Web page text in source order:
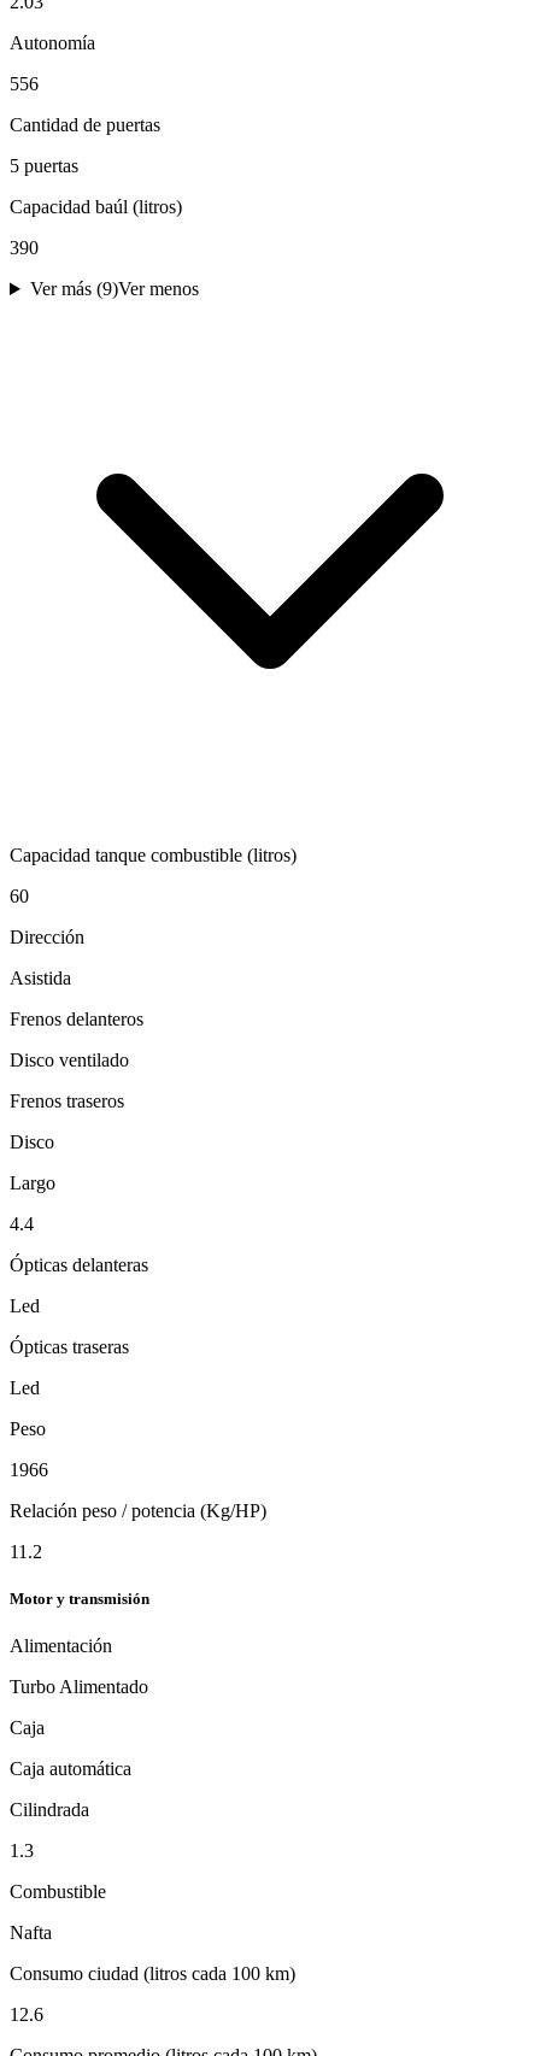
Autonomía
556
Cantidad de puertas
5 puertas
Capacidad baúl (litros)
390
Ver más (9)Ver menos
Capacidad tanque combustible (litros)
60
Dirección
Asistida
Frenos delanteros
Disco ventilado
Frenos traseros
Disco
Largo
4.4
Ópticas delanteras
Led
Ópticas traseras
Led
Peso
1966
Relación peso / potencia (Kg/HP)
11.2
Motor y transmisión
Alimentación
Turbo Alimentado
Caja
Caja automática
Cilindrada
1.3
Combustible
Nafta
Consumo ciudad (litros cada 100 km)
12.6